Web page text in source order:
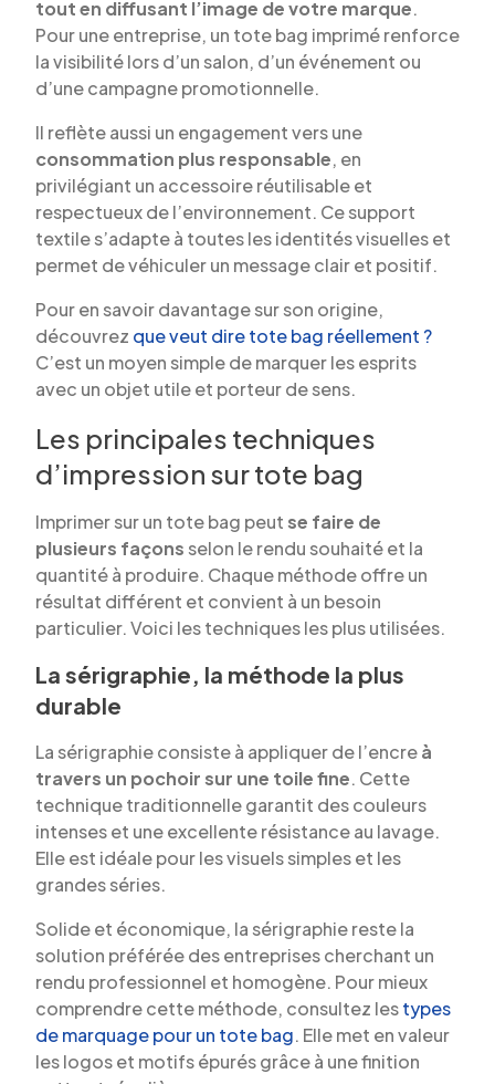
tout en diffusant l’image de votre marque.
Pour une entreprise, un tote bag imprimé renforce
la visibilité lors d’un salon, d’un événement ou
d’une campagne promotionnelle.
Il reflète aussi un engagement vers une
consommation plus responsable, en
privilégiant un accessoire réutilisable et
respectueux de l’environnement. Ce support
textile s’adapte à toutes les identités visuelles et
permet de véhiculer un message clair et positif.
Pour en savoir davantage sur son origine,
découvrez que veut dire tote bag réellement ?
C’est un moyen simple de marquer les esprits
avec un objet utile et porteur de sens.
Les principales techniques
d’impression sur tote bag
Imprimer sur un tote bag peutse faire de
plusieurs façonsselon le rendu souhaité et la
quantité à produire. Chaque méthode offre un
résultat différent et convient à un besoin
particulier. Voici les techniques les plus utilisées.
La sérigraphie, la méthode la plus
durable
La sérigraphie consiste à appliquer de l’encreà
travers un pochoir sur une toile fine. Cette
technique traditionnelle garantit des couleurs
intenses et une excellente résistance au lavage.
Elle est idéale pour les visuels simples et les
grandes séries.
Solide et économique, la sérigraphie reste la
solution préférée des entreprises cherchant un
rendu professionnel et homogène. Pour mieux
comprendre cette méthode, consultez lestypes
de marquage pour un tote bag. Elle met en valeur
les logos et motifs épurés grâce à une finition